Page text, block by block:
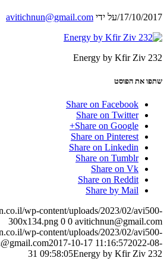
17/10/2017
/על ידי avitichnun@gmail.com
Energy by Kfir Ziv 232
שתפו את הפוסט
Share on Facebook
Share on Twitter
Share on Google+
Share on Pinterest
Share on Linkedin
Share on Tumblr
Share on Vk
Share on Reddit
Share by Mail
wp-content/uploads/2023/02/avi500-
300x134.png 0 0 avitichnun@gmail.com
wp-content/uploads/2023/02/avi500-
2017-10-17 11:16:572022-08-
31 09:58:05Energy by Kfir Ziv 232